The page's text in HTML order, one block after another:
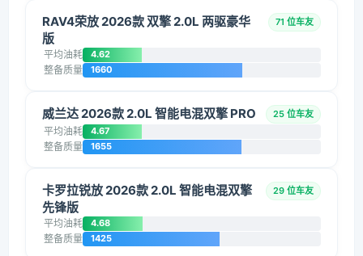
RAV4荣放 2026款 双擎 2.0L 两驱豪华
版
71 位车友
平均油耗 4.62
整备质量 1660
威兰达 2026款 2.0L 智能电混双擎 PRO 25 位车友
平均油耗 4.67
整备质量 1655
卡罗拉锐放 2026款 2.0L 智能电混双擎
先锋版
29 位车友
平均油耗 4.68
整备质量 1425